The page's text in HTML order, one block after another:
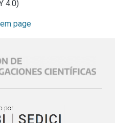
de estaño-plomo; Claudio
Caranday en relación con su
aceros y fundiciones por
Rodolfo Iasi, Omar
activos y su posible
4.0)
page